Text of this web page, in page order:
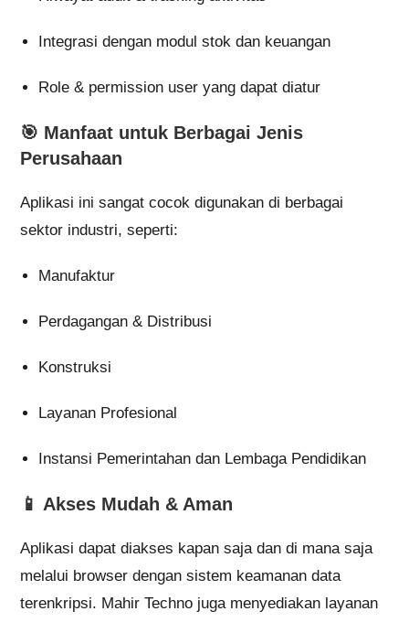
Integrasi dengan modul stok dan keuangan
Role & permission user yang dapat diatur
🎯 Manfaat untuk Berbagai Jenis
Perusahaan
Aplikasi ini sangat cocok digunakan di berbagai
sektor industri, seperti:
Manufaktur
Perdagangan & Distribusi
Konstruksi
Layanan Profesional
Instansi Pemerintahan dan Lembaga Pendidikan
📱 Akses Mudah & Aman
Aplikasi dapat diakses kapan saja dan di mana saja
melalui browser dengan sistem keamanan data
terenkripsi. Mahir Techno juga menyediakan layanan